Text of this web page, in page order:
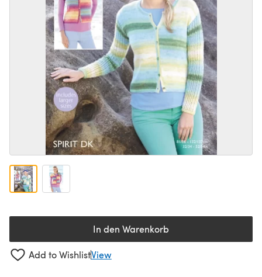
In den Warenkorb
Add to WishlistView